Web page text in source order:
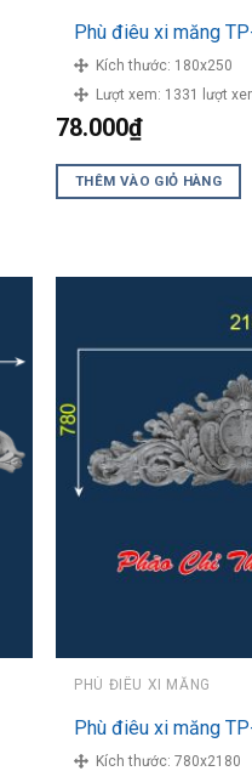
Phù điêu xi măng
Kích thước: 180x250
Lượt xem: 1331 lượt
78.000₫
THÊM VÀO GIỎ HÀNG
PHÙ ĐIÊU XI MĂNG
Phù điêu xi măng
Kích thước:780x2180